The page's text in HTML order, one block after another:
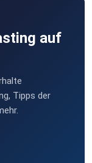
auf
Tipps der